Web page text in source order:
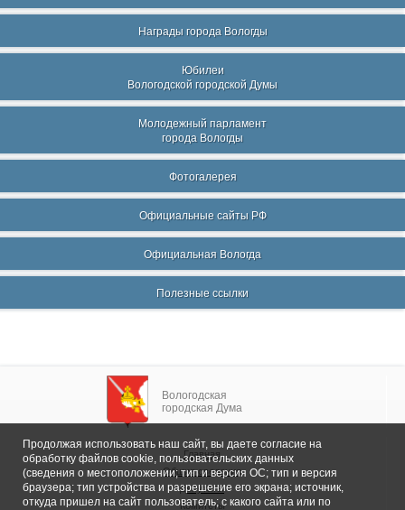
Награды города Вологды
Юбилеи
Вологодской городской Думы
Молодежный парламент
города Вологды
Фотогалерея
Официальные сайты РФ
Официальная Вологда
Полезные ссылки
Вологодская
городская Дума
Главная
Общие сведения
Депутаты
Комитеты
Продолжая использовать наш сайт, вы даете согласие на
обработку файлов cookie, пользовательских данных
(сведения о местоположении; тип и версия ОС; тип и версия
браузера; тип устройства и разрешение его экрана; источник,
откуда пришел на сайт пользователь; с какого сайта или по